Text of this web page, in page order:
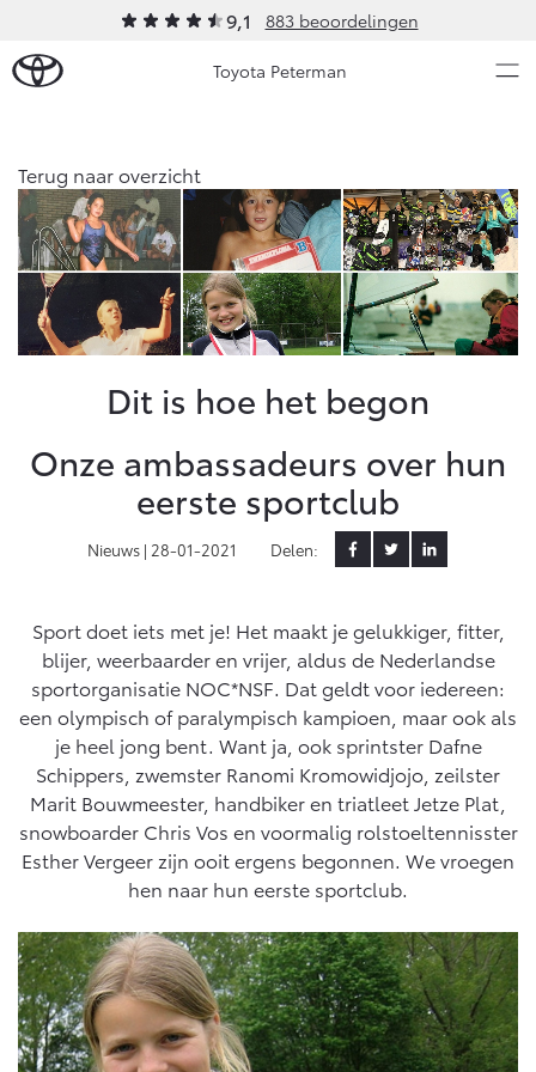
9,1 883 beoordelingen
Toyota Peterman
Ons bedrijf
Ons bedrijf
Vacatures
Klantbeoordelingen
Contact en Route
Nieuws en Acties
Onderhoud
Werkplaatsafspraak
Onderhoud op Maat
Aircoservice
Toyota handleidingen
Toyota Service Documentatie (SIL)
Schade & Garantie
Toyota Pechhulp
Schade & Glasherstel
Toyota fabrieksgarantie
10 jaar Toyota garantie
10 jaar batterijgarantie
Onderdelen & Accessoires
Werkplaatsafspraak maken
Contact en Route
Schade melden
Terug naar overzicht
Dit is hoe het begon
Onze ambassadeurs over hun
eerste sportclub
Nieuws | 28-01-2021 Delen:
Sport doet iets met je! Het maakt je gelukkiger, fitter,
blijer, weerbaarder en vrijer, aldus de Nederlandse
sportorganisatie NOC*NSF. Dat geldt voor iedereen:
een olympisch of paralympisch kampioen, maar ook als
je heel jong bent. Want ja, ook sprintster Dafne
Schippers, zwemster Ranomi Kromowidjojo, zeilster
Marit Bouwmeester, handbiker en triatleet Jetze Plat,
snowboarder Chris Vos en voormalig rolstoeltennisster
Esther Vergeer zijn ooit ergens begonnen. We vroegen
hen naar hun eerste sportclub.